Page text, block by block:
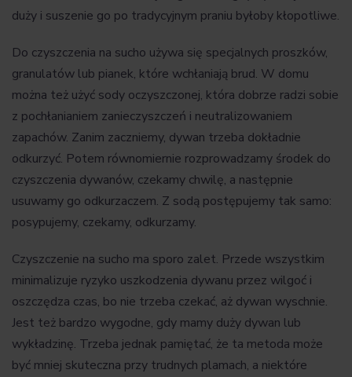
duży i suszenie go po tradycyjnym praniu byłoby kłopotliwe.
Do czyszczenia na sucho używa się specjalnych proszków,
granulatów lub pianek, które wchłaniają brud. W domu
można też użyć sody oczyszczonej, która dobrze radzi sobie
z pochłanianiem zanieczyszczeń i neutralizowaniem
zapachów. Zanim zaczniemy, dywan trzeba dokładnie
odkurzyć. Potem równomiernie rozprowadzamy środek do
czyszczenia dywanów, czekamy chwilę, a następnie
usuwamy go odkurzaczem. Z sodą postępujemy tak samo:
posypujemy, czekamy, odkurzamy.
Czyszczenie na sucho ma sporo zalet. Przede wszystkim
minimalizuje ryzyko uszkodzenia dywanu przez wilgoć i
oszczędza czas, bo nie trzeba czekać, aż dywan wyschnie.
Jest też bardzo wygodne, gdy mamy duży dywan lub
wykładzinę. Trzeba jednak pamiętać, że ta metoda może
być mniej skuteczna przy trudnych plamach, a niektóre